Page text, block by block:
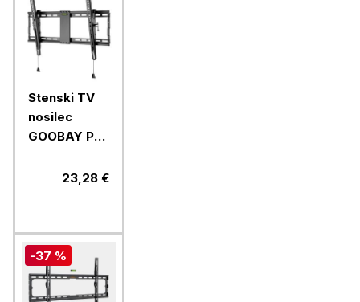
Stenski TV
nosilec
GOOBAY Pro
178cm/37-
23,28 €
-37 %